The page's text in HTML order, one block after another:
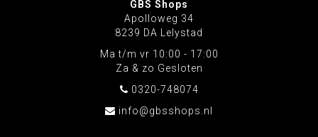
GBS Shops
Apolloweg 34
8239 DA Lelystad
Ma t/m vr 10:00 - 17:00
Za & zo Gesloten
0320-748074
info@gbsshops.nl